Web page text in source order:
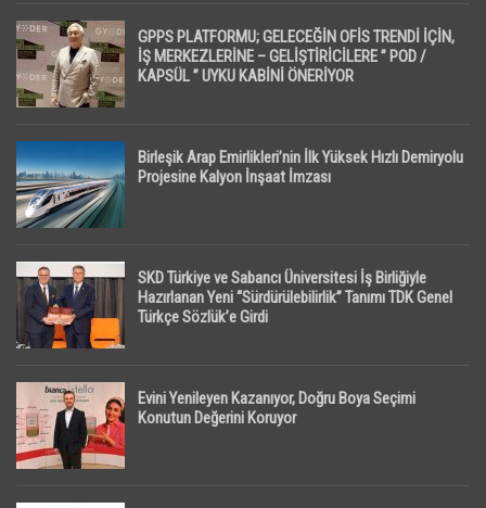
GPPS PLATFORMU; GELECEĞİN OFİS TRENDİ İÇİN,
İŞ MERKEZLERİNE – GELİŞTİRİCİLERE ” POD /
KAPSÜL ” UYKU KABİNİ ÖNERİYOR
Birleşik Arap Emirlikleri’nin İlk Yüksek Hızlı Demiryolu
Projesine Kalyon İnşaat İmzası
SKD Türkiye ve Sabancı Üniversitesi İş Birliğiyle
Hazırlanan Yeni “Sürdürülebilirlik” Tanımı TDK Genel
Türkçe Sözlük’e Girdi
Evini Yenileyen Kazanıyor, Doğru Boya Seçimi
Konutun Değerini Koruyor